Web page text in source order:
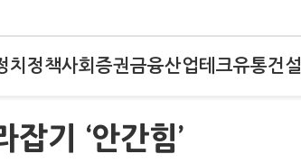
치 정책사회 증권금융산업테크유통건설
기 ‘안간힘’